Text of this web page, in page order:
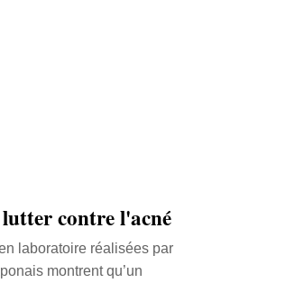
contre l'acné
laboratoire réalisées par
montrent qu’un